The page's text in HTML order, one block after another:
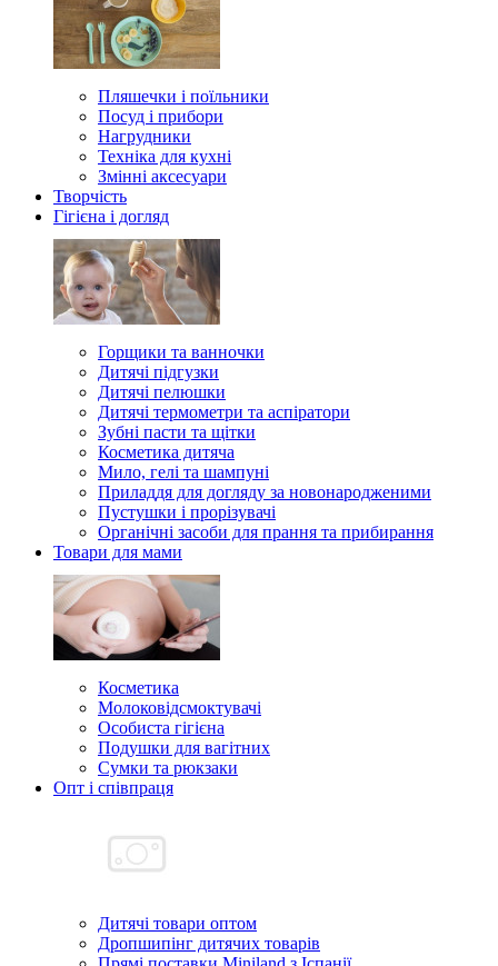
Пляшечки і поїльники
Посуд і прибори
Нагрудники
Техніка для кухні
Змінні аксесуари
Творчість
Гігієна і догляд
Горщики та ванночки
Дитячі підгузки
Дитячі пелюшки
Дитячі термометри та аспіратори
Зубні пасти та щітки
Косметика дитяча
Мило, гелі та шампуні
Приладдя для догляду за новонародженими
Пустушки і прорізувачі
Органічні засоби для прання та прибирання
Товари для мами
Косметика
Молоковідсмоктувачі
Особиста гігієна
Подушки для вагітних
Сумки та рюкзаки
Опт і співпраця
Дитячі товари оптом
Дропшипінг дитячих товарів